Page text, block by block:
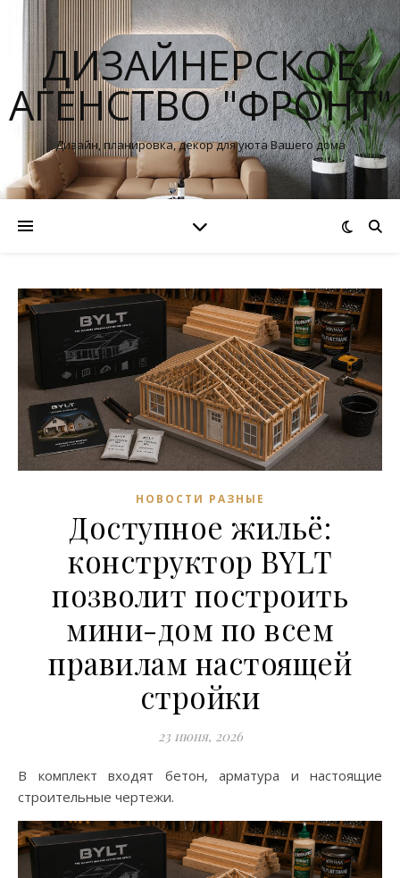
ДИЗАЙНЕРСКОЕ
АГЕНСТВО "ФРОНТ"
Дизайн, планировка, декор для уюта Вашего дома
НОВОСТИ РАЗНЫЕ
Доступное жильё:
конструктор BYLT
позволит построить
мини-дом по всем
правилам настоящей
стройки
23 июня, 2026
В комплект входят бетон, арматура и настоящие
строительные чертежи.